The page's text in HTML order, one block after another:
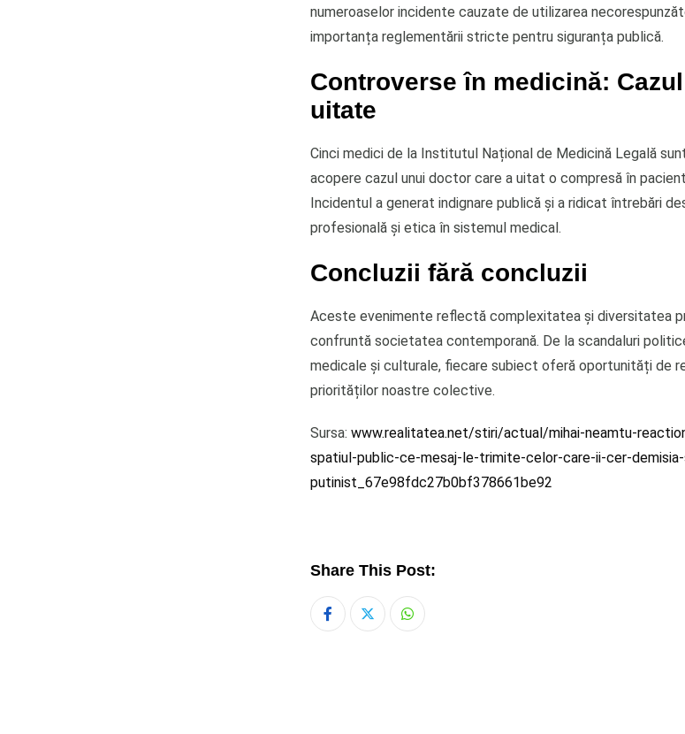
numeroaselor incidente cauzate de utilizarea
importanța reglementării stricte pentru siguranța publică.
Controverse în medicină:
uitate
Cinci medici de la Institutul Național de Medicină Legală
acopere cazul unui doctor care a uitat o compresă în
Incidentul a generat indignare publică și a ridicat întrebări
profesională și etica în sistemul medical.
Concluzii fără concluzii
Aceste evenimente reflectă complexitatea și diversitatea
confruntă societatea contemporană. De la scandaluri
medicale și culturale, fiecare subiect oferă oportunități de
priorităților noastre colective.
Sursa: www.realitatea.net/stiri/actual/mihai-neamtu-
spatiul-public-ce-mesaj-le-trimite-celor-care-ii-cer-
putinist_67e98fdc27b0bf378661be92
Share This Post:
Whatsapp